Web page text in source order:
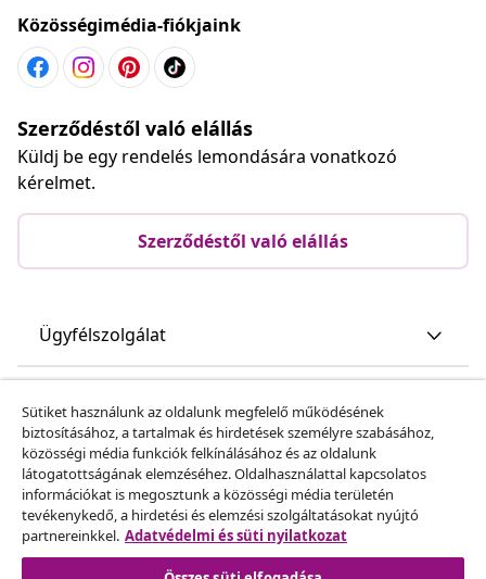
Közösségimédia-fiókjaink
Szerződéstől való elállás
Küldj be egy rendelés lemondására vonatkozó
kérelmet.
Szerződéstől való elállás
Ügyfélszolgálat
vidaXL
Fedezz fel többet
Sütiket használunk az oldalunk megfelelő működésének
biztosításához, a tartalmak és hirdetések személyre szabásához,
közösségi média funkciók felkínálásához és az oldalunk
látogatottságának elemzéséhez. Oldalhasználattal kapcsolatos
információkat is megosztunk a közösségi média területén
tevékenykedő, a hirdetési és elemzési szolgáltatásokat nyújtó
partnereinkkel. Adatvédelmi és süti nyilatkozat